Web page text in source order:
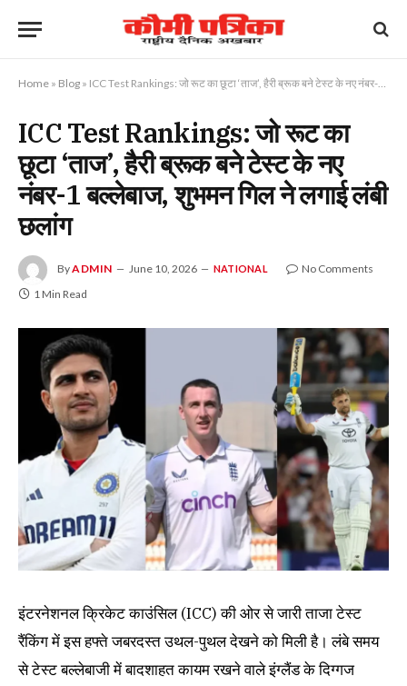
Home » Blog » ICC Test Rankings: जो रूट का छूटा ‘ताज’, हैरी ब्रूक बने टेस्ट के नए नंबर-1 बल्लेबाज, शुभमन गिल ने लगाई लंबी छलांग
ICC Test Rankings: जो रूट का
छूटा ‘ताज’, हैरी ब्रूक बने टेस्ट के नए
नंबर-1 बल्लेबाज, शुभमन गिल ने लगाई लंबी
छलांग
ByADMIN June 10, 2026 NATIONAL
No Comments
1 Min Read
इंटरनेशनल क्रिकेट काउंसिल (ICC) की ओर से जारी ताजा टेस्ट
रैंकिंग में इस हफ्ते जबरदस्त उथल-पुथल देखने को मिली है। लंबे समय
से टेस्ट बल्लेबाजी में बादशाहत कायम रखने वाले इंग्लैंड के दिग्गज